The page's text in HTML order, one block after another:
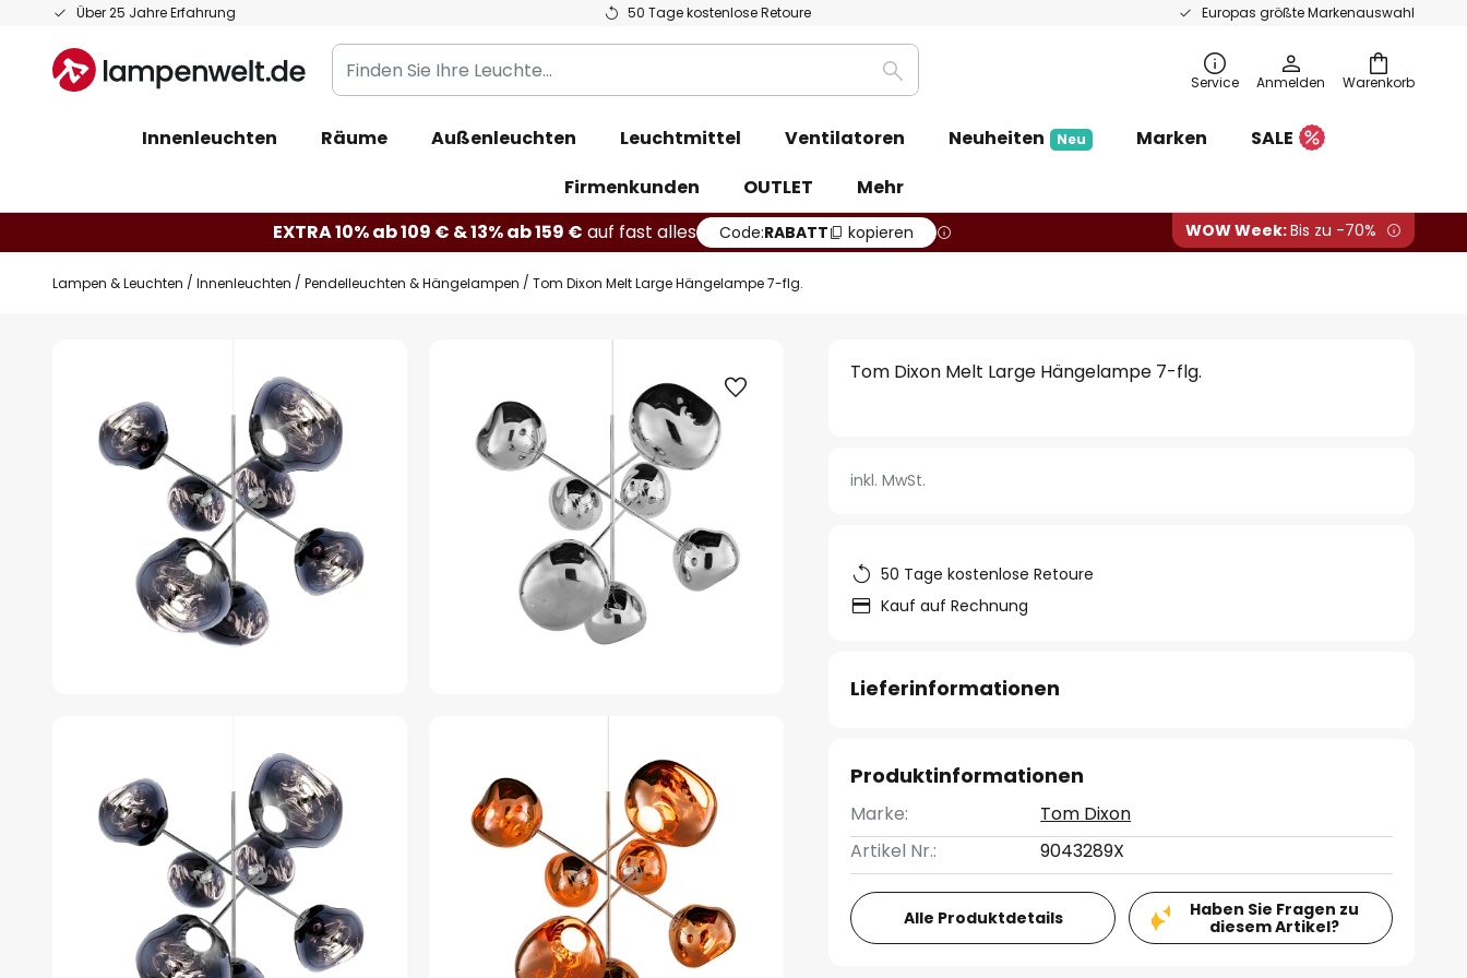
Über 25 Jahre Erfahrung 50 Tage kostenlose Retoure Europas größte Markenauswahl
Zum
springen
Warenkorb
Finden
Sie
Leuchte...
Suche Service Anmelden
Innenleuchten Räume Außenleuchten Leuchtmittel Ventilatoren Neuheiten Neu Marken
SALE
Firmenkunden
OUTLET
Mehr
EXTRA 10% ab 109 € & 13% ab 159 € auf fast alles Code:RABATT kopieren WOW Week:Bis zu -70%
Lampen & Leuchten Innenleuchten Pendelleuchten & Hängelampen Tom Dixon Melt Large Hängelampe 7-flg.
Bildgalerie
springen
Tom Dixon Melt Large Hängelampe 7-flg.
inkl. MwSt.
50 Tage kostenlose Retoure
Kauf auf Rechnung
Lieferinformationen
Produktinformationen
Marke:
Tom Dixon
Artikel Nr.:
9043289X
Alle Produktdetails
Haben Sie Fragen zu
diesem Artikel?